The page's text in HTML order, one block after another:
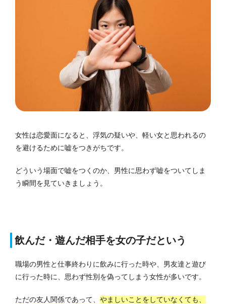
女性は恋愛面になると、浮気の疑いや、軽い女と思われるの
を避けるために嘘をつきがちです。
どういう場面で嘘をつくのか、男性に思わず嘘をついてしま
う瞬間を見ていきましょう。
飲んだ・遊んだ相手を女の子だという
職場の男性と仕事終わりに飲みに行った時や、男友達と遊び
に行った時に、思わず性別を偽ってしまう女性が多いです。
ただの友人関係であって、 やましいことをしていなくても、